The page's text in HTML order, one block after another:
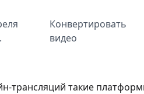
Конвертировать
видео
трансляций такие